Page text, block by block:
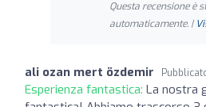
Questa recensione è
automaticamente. |
ali ozan mert özdemir
Esperienza fantastica: La nostra